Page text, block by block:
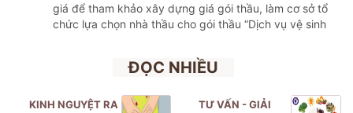
giá để tham khảo xây dựng giá gói thầu, làm cơ sở tổ
chức lựa chọn nhà thầu cho gói thầu “Dịch vụ vệ sinh
khám, chữa bệnh dịch vụ kỹ thuật cao- Bệnh viện Phụ
sản Hải Phòng” với nội dung cụ thể như sau
ĐỌC NHIỀU
KINH NGUYỆT RA
TƯ VẤN - GIẢI